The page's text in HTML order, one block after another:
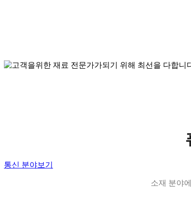
고객을위한 실질적이고 가치있는 솔루션을 제공
통신 분야보기
소재 분야